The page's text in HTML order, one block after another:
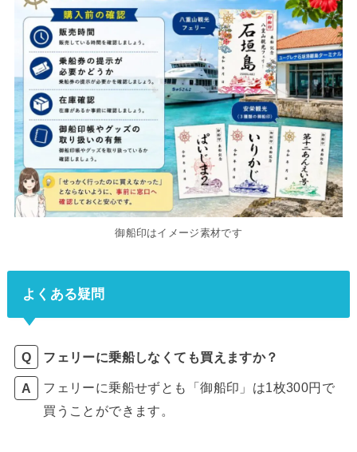
御船印はイメージ素材です
よくある疑問
フェリーに乗船しなくても買えますか？
フェリーに乗船せずとも「御船印」は1枚300円で
買うことができます。